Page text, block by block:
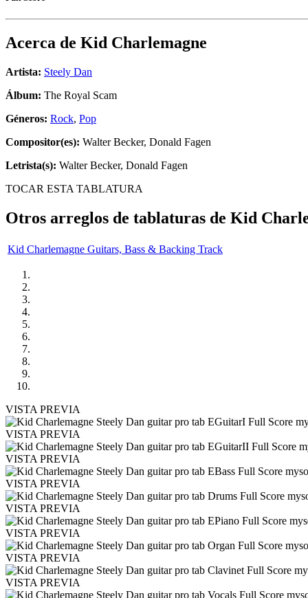
Acerca de Kid Charlemagne
Artista: Steely Dan
Álbum: The Royal Scam
Géneros: Rock, Pop
Compositor(es): Walter Becker, Donald Fagen
Letrista(s): Walter Becker, Donald Fagen
TOCAR ESTA TABLATURA
Otros arreglos de tablaturas de Kid
Kid Charlemagne Guitars, Bass & Backing Track
VISTA PREVIA
VISTA PREVIA
VISTA PREVIA
VISTA PREVIA
VISTA PREVIA
VISTA PREVIA
VISTA PREVIA
VISTA PREVIA